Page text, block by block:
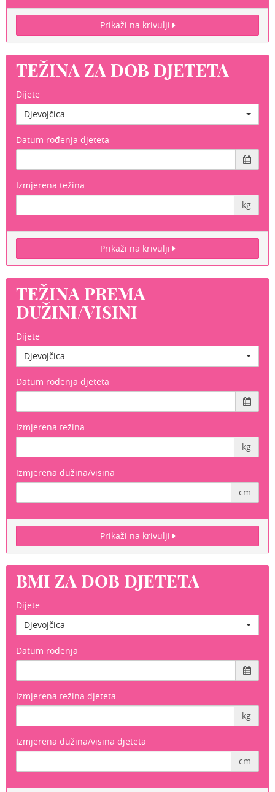
Prikaži na krivulji
TEŽINA ZA DOB DJETETA
Dijete
Djevojčica
Datum rođenja djeteta
Izmjerena težina
kg
Prikaži na krivulji
TEŽINA PREMA
DUŽINI/VISINI
Dijete
Djevojčica
Datum rođenja djeteta
Izmjerena težina
kg
Izmjerena dužina/visina
cm
Prikaži na krivulji
BMI ZA DOB DJETETA
Dijete
Djevojčica
Datum rođenja
Izmjerena težina djeteta
kg
Izmjerena dužina/visina djeteta
cm